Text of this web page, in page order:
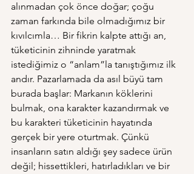
alınmadan çok önce doğar; çoğu
zaman farkında bile olmadığımız bir
kıvılcımla… Bir fikrin kalpte attığı an,
tüketicinin zihninde yaratmak
istediğimiz o “anlam”la tanıştığımız ilk
andır. Pazarlamada da asıl büyü tam
burada başlar: Markanın köklerini
bulmak, ona karakter kazandırmak ve
bu karakteri tüketicinin hayatında
gerçek bir yere oturtmak. Çünkü
insanların satın aldığı şey sadece ürün
değil; hissettikleri, hatırladıkları ve bir